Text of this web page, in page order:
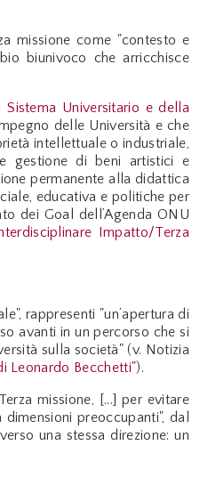
missione come "contesto e
biunivoco che arricchisce
Sistema Universitario e della
delle Università e che
intellettuale o industriale,
gestione di beni artistici e
permanente alla didattica
educativa e politiche per
dei Goal dell’Agenda ONU
Impatto/Terza
rappresenti "un’apertura di
avanti in un percorso che si
sulla società" (v. Notizia
Leonardo Becchetti").
missione, [...] per evitare
preoccupanti", dal
una stessa direzione: un